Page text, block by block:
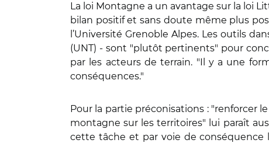
La loi Montagne a un avantage sur la loi
bilan positif et sans doute même plus
l’Université Grenoble Alpes. Les outils
(UNT) - sont "plutôt pertinents" pour
par les acteurs de terrain. "Il y a une
conséquences."
Pour la partie préconisations : "renforcer
montagne sur les territoires" lui paraît
cette tâche et par voie de